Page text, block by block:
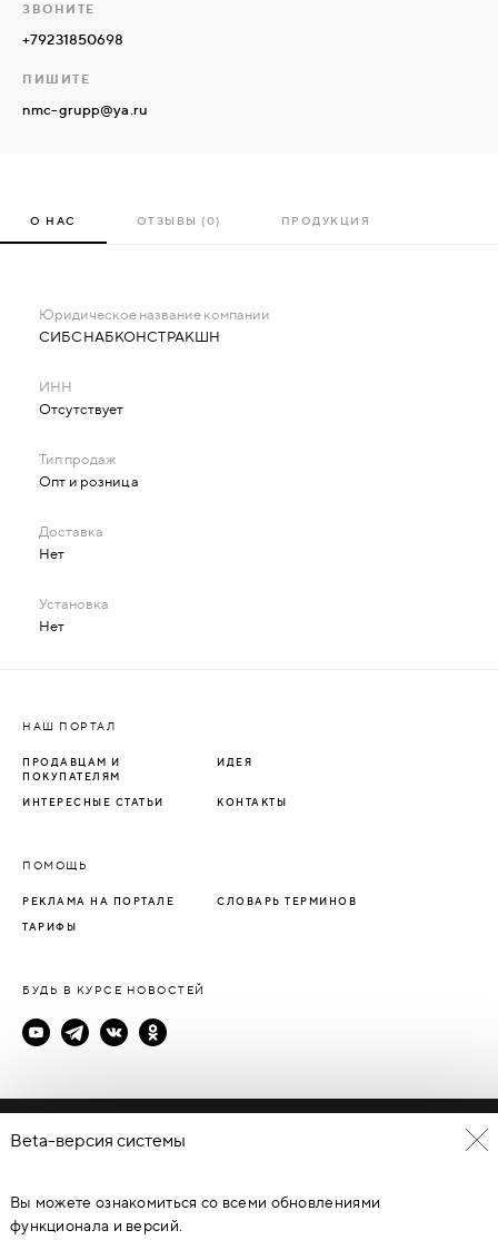
ЗВОНИТЕ
+79231850698
ПИШИТЕ
nmc-grupp@ya.ru
О НАС ОТЗЫВЫ (0) ПРОДУКЦИЯ
СИБСНАБКОНСТРАКШН
Отсутствует
Опт и розница
Нет
Нет
НАШ ПОРТАЛ
ПРОДАВЦАМ И
ПОКУПАТЕЛЯМ
ИДЕЯ
ИНТЕРЕСНЫЕ СТАТЬИ КОНТАКТЫ
ПОМОЩЬ
РЕКЛАМА НА ПОРТАЛЕ СЛОВАРЬ ТЕРМИНОВ
ТАРИФЫ
БУДЬ В КУРСЕ НОВОСТЕЙ
Политика конфиденциальности
© Каталог дверей - DverProf, 2021-2026Материалы сайта
являются объектами авторского права. Запрещается
копирование, распространение, любое использование
Beta-версия системы
Вы можете ознакомиться со всеми обновлениями
функционала и версий.